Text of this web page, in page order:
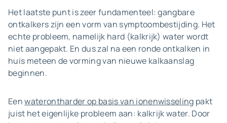
Het laatste punt is zeer fundamenteel: gangbare
ontkalkers zijn een vorm van symptoombestijding. Het
echte probleem, namelijk hard (kalkrijk) water wordt
niet aangepakt. En dus zal na een ronde ontkalken in
huis meteen de vorming van nieuwe kalkaanslag
beginnen.
Eenwaterontharder op basis van ionenwisseling pakt
juist het eigenlijke probleem aan: kalkrijk water. Door